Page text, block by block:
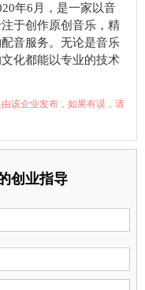
年6月，是一家以音
于创作原创音乐，精
音服务。无论是音乐
化都能以专业的技术
该企业发布，如果有误，请
创业指导